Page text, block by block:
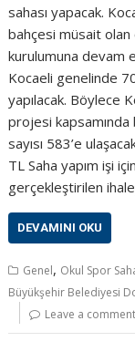
sahası yapacak.
bahçesi müsait olan
kurulumuna devam
Kocaeli genelinde
yapılacak. Böylece
projesi
sayısı 583’e
TL Saha yapım işi
gerçekleştirilen
DEVAMINI OKU
Genel, Okul Spor
Büyükşehir Belediyesi
Leave a comment